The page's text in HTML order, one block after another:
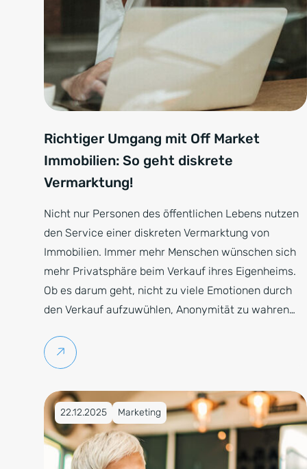
Richtiger Umgang mit Off Market
Immobilien: So geht diskrete
Vermarktung!
Nicht nur Personen des öffentlichen Lebens nutzen
den Service einer diskreten Vermarktung von
Immobilien. Immer mehr Menschen wünschen sich
mehr Privatsphäre beim Verkauf ihres Eigenheims.
Ob es darum geht, nicht zu viele Emotionen durch
den Verkauf aufzuwühlen, Anonymität zu wahren…
Weiterlesen
Veröffentlicht am 22.12.2025
22.12.2025 Marketing